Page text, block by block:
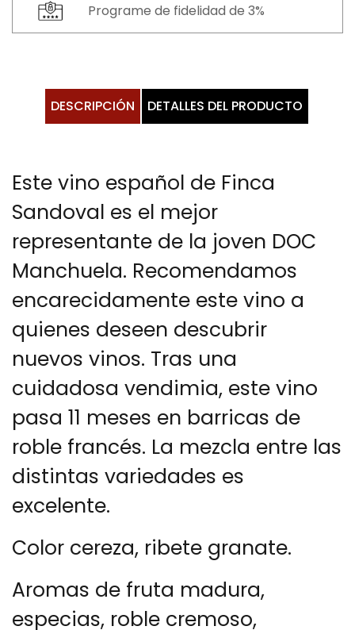
Programe de fidelidad de 3%
DESCRIPCIÓN DETALLES DEL PRODUCTO
Este vino español de Finca
Sandoval es el mejor
representante de la joven DOC
Manchuela. Recomendamos
encarecidamente este vino a
quienes deseen descubrir
nuevos vinos. Tras una
cuidadosa vendimia, este vino
pasa 11 meses en barricas de
roble francés. La mezcla entre las
distintas variedades es
excelente.
Color cereza, ribete granate.
Aromas de fruta madura,
especias, roble cremoso,